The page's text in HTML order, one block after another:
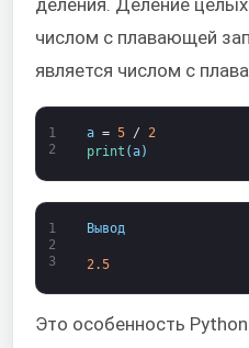
деления. Деление
числом с плавающей
является числом с
1
2
a = 5 / 2
print (a)
1
2
3
Вывод
2.5
Это особенность